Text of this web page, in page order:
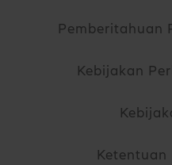
Pemberitahuan
Kebijakan
Ketentuan